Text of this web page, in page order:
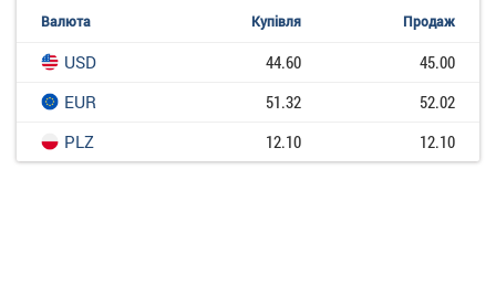
Валюта Купівля Продаж
USD 44.60
45.00
EUR
51.32
52.02
PLZ
12.10 12.10